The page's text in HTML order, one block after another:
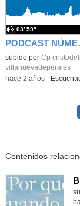
subido por Cp
villanuevadeperales
03′ 59″
-hace 2 años-
Contenidos